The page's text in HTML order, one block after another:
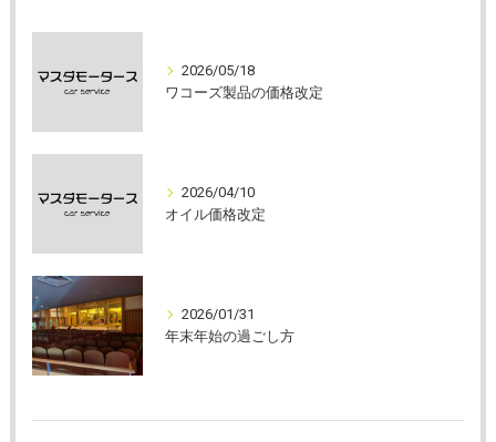
2026/05/18
ワコーズ製品の価格改定
2026/04/10
オイル価格改定
2026/01/31
年末年始の過ごし方